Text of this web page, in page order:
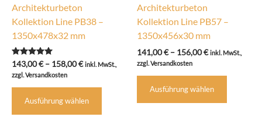
Architekturbeton
Kollektion Line PB38 –
1350x478x32 mm
Bewertet mit
5.00
von 5
143,00€ – 158,00€Preisspanne:
inkl. MwSt.,
zzgl. Versandkosten
Ausführung wählen
Dieses
weist
Architekturbeton
Kollektion Line PB57 –
1350x456x30 mm
141,00€ – 156,00€Preisspanne:
inkl. MwSt.,
zzgl. Versandkosten
Ausführung wählen
Dieses
weist